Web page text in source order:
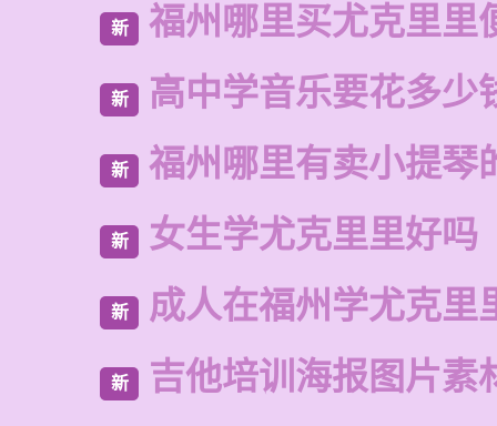
新 福州哪里买尤克里里
新 高中学音乐要花多少
新 福州哪里有卖小提琴
新 女生学尤克里里好吗
新 成人在福州学尤克里
新 吉他培训海报图片素